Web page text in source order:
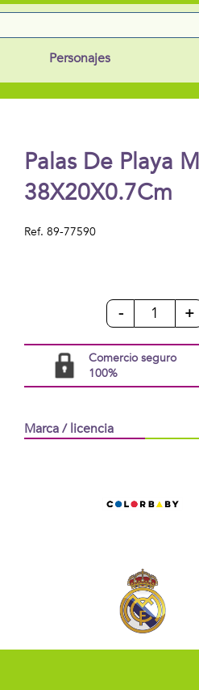
Personajes
Palas De Playa
38X20X0.7Cm
Ref. 89-77590
- +
Comercio seguro
100%
Marca / licencia